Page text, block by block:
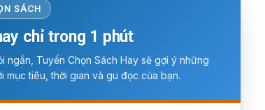
SÁCH
chỉ trong 1 phút
ngắn, Tuyển Chọn Sách Hay sẽ gợi ý những
mục tiêu, thời gian và gu đọc của bạn.